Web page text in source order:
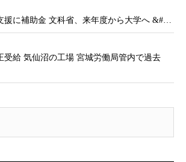
援に補助金 文科省、来年度から大学へ &#…
受給 気仙沼の工場 宮城労働局管内で過去